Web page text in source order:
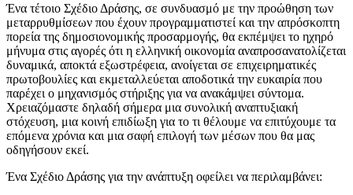
Ένα τέτοιο Σχέδιο Δράσης, σε συνδυασμό με την προώθηση των
μεταρρυθμίσεων που έχουν προγραμματιστεί και την απρόσκοπτη
πορεία της δημοσιονομικής προσαρμογής, θα εκπέμψει το ηχηρό
μήνυμα στις αγορές ότι η ελληνική οικονομία αναπροσανατολίζεται
δυναμικά, αποκτά εξωστρέφεια, ανοίγεται σε επιχειρηματικές
πρωτοβουλίες και εκμεταλλεύεται αποδοτικά την ευκαιρία που
παρέχει ο μηχανισμός στήριξης για να ανακάμψει σύντομα.
Χρειαζόμαστε δηλαδή σήμερα μια συνολική αναπτυξιακή
στόχευση, μια κοινή επιδίωξη για το τι θέλουμε να επιτύχουμε τα
επόμενα χρόνια και μια σαφή επιλογή των μέσων που θα μας
οδηγήσουν εκεί.
Ένα Σχέδιο Δράσης για την ανάπτυξη οφείλει να περιλαμβάνει: